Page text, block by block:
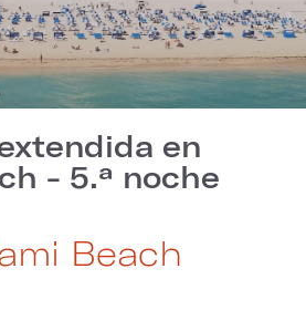
en
- 5.ª noche
Beach